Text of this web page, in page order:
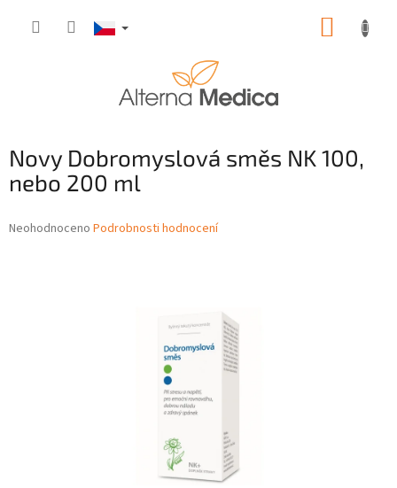
Novy Dobromyslová směs NK 100,
nebo 200 ml
Průměrné
Neohodnoceno Podrobnosti hodnocení